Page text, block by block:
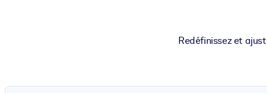
Redéfinissez et